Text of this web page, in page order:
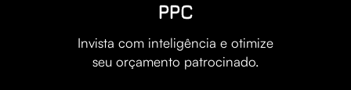
PPC
Invista com inteligência e otimize
seu orçamento patrocinado.